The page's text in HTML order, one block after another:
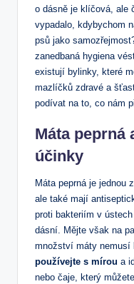
o dásně je klíčová, ale
vypadalo, kdybychom
psů jako
zanedbaná hygiena
existují bylinky, které
mazlíčků zdravé a
podívat na to, co nám
Máta peprná
účinky
Máta peprná je jednou
ale také mají
proti bakteriím v
dásní. Mějte však na
množství máty nemusí
používejte s mírou a
nebo čaje, který